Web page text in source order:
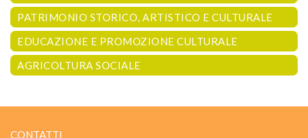
PATRIMONIO STORICO, ARTISTICO E CULTURALE
EDUCAZIONE E PROMOZIONE CULTURALE
AGRICOLTURA SOCIALE
CONTATTI